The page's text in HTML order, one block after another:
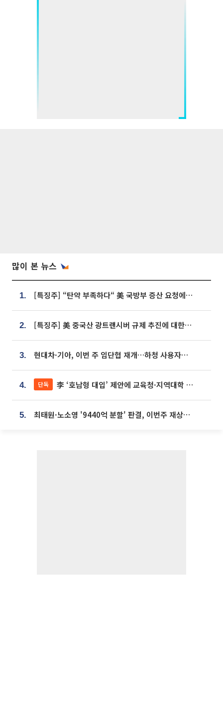
많이 본 뉴스
1. [특징주] “탄약 부족하다“ 美 국방부 증산 요청에⋯국내 방산주 급등세
2. [특징주] 美 중국산 광트랜시버 규제 추진에 대한광통신 등 광통신株 강세
3. 현대차·기아, 이번 주 임단협 재개…하청 사용자성 재심도 ‘변수’
4. 단독 李 ‘호남형 대입’ 제안에 교육청·지역대학 서·논술형 입시 연계 '착수'
5. 최태원·노소영 '9440억 분할' 판결, 이번주 재상고 여부 주목